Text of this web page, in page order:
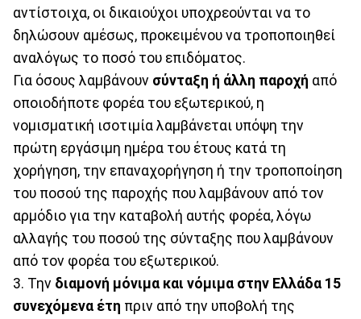
αντίστοιχα, οι δικαιούχοι υποχρεούνται να το
δηλώσουν αμέσως, προκειμένου να τροποποιηθεί
αναλόγως το ποσό του επιδόματος.
Για όσους λαμβάνουν σύνταξη ή άλλη παροχή από
οποιοδήποτε φορέα του εξωτερικού, η
νομισματική ισοτιμία λαμβάνεται υπόψη την
πρώτη εργάσιμη ημέρα του έτους κατά τη
χορήγηση, την επαναχορήγηση ή την τροποποίηση
του ποσού της παροχής που λαμβάνουν από τον
αρμόδιο για την καταβολή αυτής φορέα, λόγω
αλλαγής του ποσού της σύνταξης που λαμβάνουν
από τον φορέα του εξωτερικού.
3. Την διαμονή μόνιμα και νόμιμα στην Ελλάδα 15
συνεχόμενα έτη πριν από την υποβολή της